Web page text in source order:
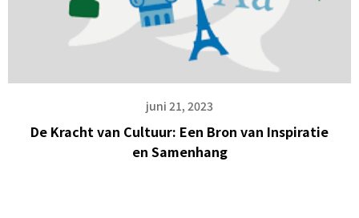
juni 21, 2023
De Kracht van Cultuur: Een Bron van Inspiratie
en Samenhang